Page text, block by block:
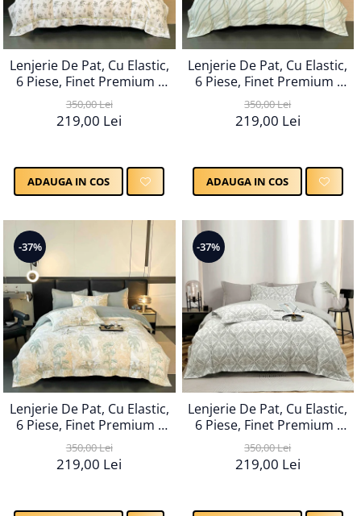
Lenjerie De Pat, Cu Elastic,
6 Piese, Finet Premium -
LPBF6PE67
350,00 Lei
219,00 Lei
ADAUGA IN COS
Lenjerie De Pat, Cu Elastic,
6 Piese, Finet Premium -
LPBF6PE68
350,00 Lei
219,00 Lei
ADAUGA IN COS
-37%
Lenjerie De Pat, Cu Elastic,
6 Piese, Finet Premium -
LPBF6PE69
350,00 Lei
219,00 Lei
-37%
Lenjerie De Pat, Cu Elastic,
6 Piese, Finet Premium -
LPBF6PE70
350,00 Lei
219,00 Lei